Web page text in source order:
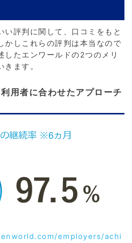
い評判に関して、口コミをもと
かしこれらの評判は本当なので
したエンワールドの2つのメリ
きます。
用者に合わせたアプローチ
employers/achi